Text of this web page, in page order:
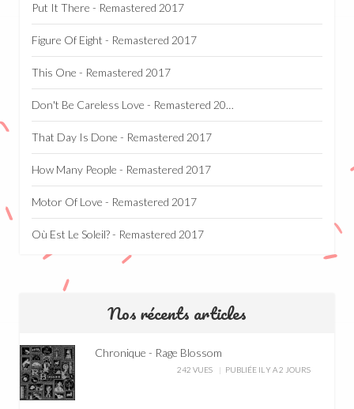
Put It There - Remastered 2017
Figure Of Eight - Remastered 2017
This One - Remastered 2017
Don't Be Careless Love - Remastered 2017
That Day Is Done - Remastered 2017
How Many People - Remastered 2017
Motor Of Love - Remastered 2017
Où Est Le Soleil? - Remastered 2017
Nos récents articles
Chronique - Rage Blossom
242 VUES PUBLIÉE IL Y A 2 JOURS